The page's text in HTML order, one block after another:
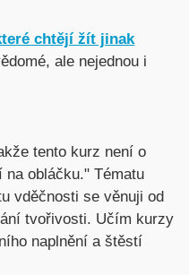
chtějí žít jinak
ale nejednou i
tento kurz není o
obláčku." Tématu
vděčnosti se věnuji od
tvořivosti. Učím kurzy
naplnění a štěstí